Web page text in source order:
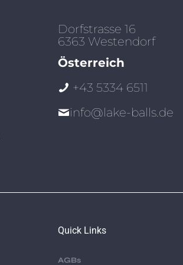
Dorfstrasse 16
6363 Westendorf
Österreich
+43 5334 6511
info@lake-balls.de
Quick Links
AGBs